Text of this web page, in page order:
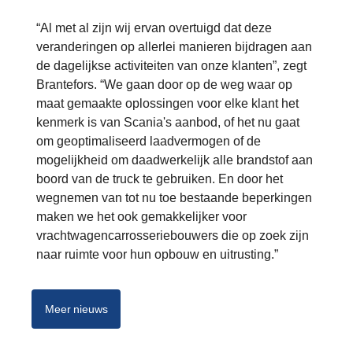
“Al met al zijn wij ervan overtuigd dat deze
veranderingen op allerlei manieren bijdragen aan
de dagelijkse activiteiten van onze klanten”, zegt
Brantefors. “We gaan door op de weg waar op
maat gemaakte oplossingen voor elke klant het
kenmerk is van Scania's aanbod, of het nu gaat
om geoptimaliseerd laadvermogen of de
mogelijkheid om daadwerkelijk alle brandstof aan
boord van de truck te gebruiken. En door het
wegnemen van tot nu toe bestaande beperkingen
maken we het ook gemakkelijker voor
vrachtwagencarrosseriebouwers die op zoek zijn
naar ruimte voor hun opbouw en uitrusting.”
Meer nieuws